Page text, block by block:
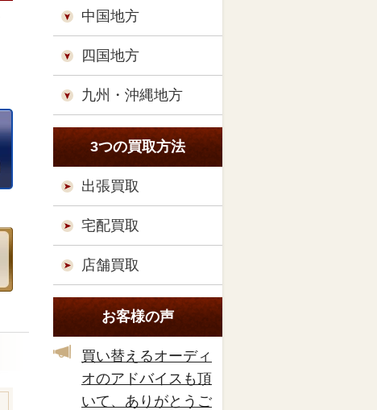
中国地方
四国地方
九州・沖縄地方
3つの買取方法
出張買取
宅配買取
店舗買取
お客様の声
買い替えるオーディ
オのアドバイスも頂
いて、ありがとうご